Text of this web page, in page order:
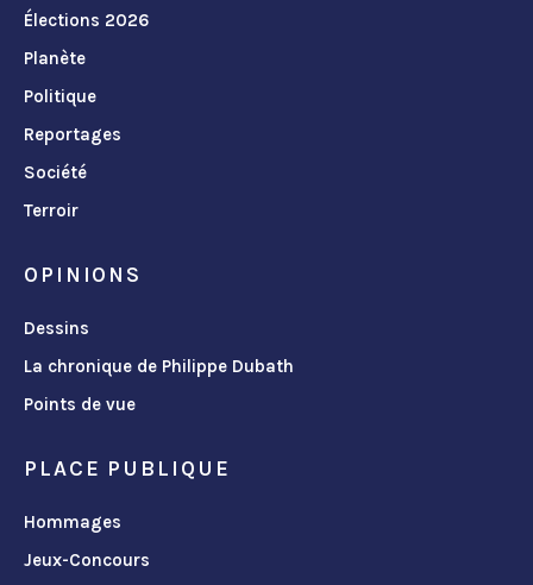
Élections 2026
Planète
Politique
Reportages
Société
Terroir
OPINIONS
Dessins
La chronique de Philippe Dubath
Points de vue
PLACE PUBLIQUE
Hommages
Jeux-Concours